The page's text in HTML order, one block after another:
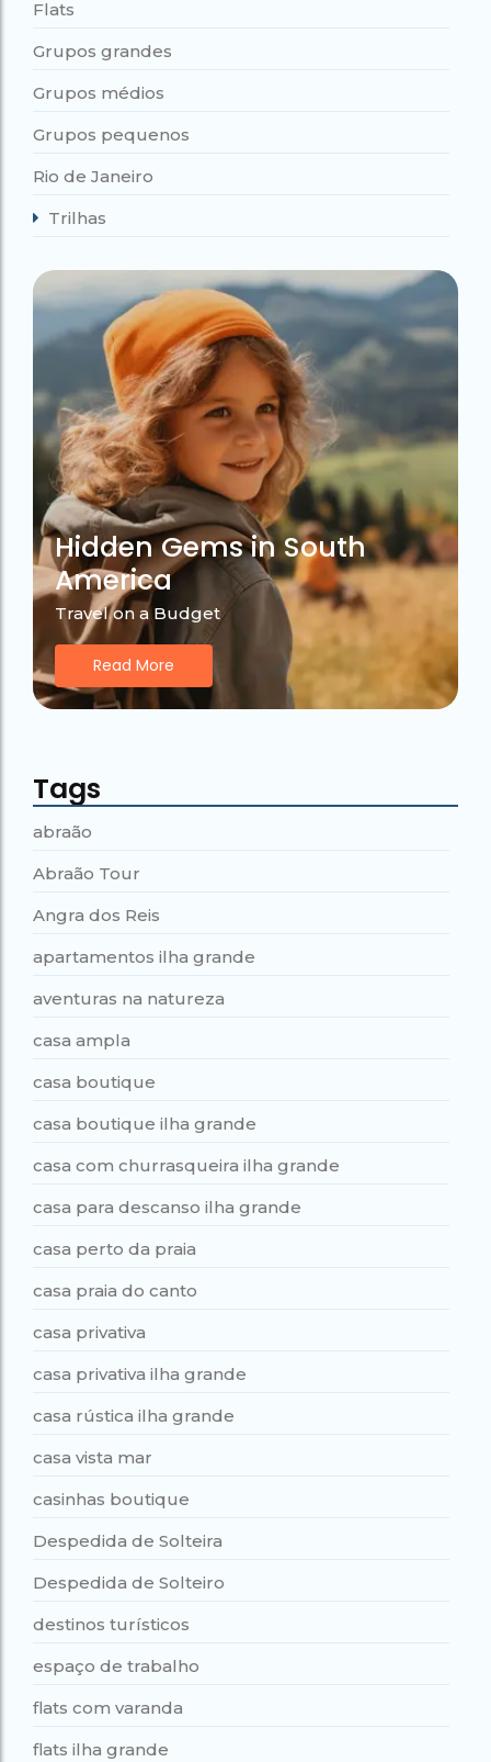
Flats
Grupos grandes
Grupos médios
Grupos pequenos
Rio de Janeiro
Trilhas
Hidden Gems in South
America
Travel on a Budget
Read More
Tags
abraão
Abraão Tour
Angra dos Reis
apartamentos ilha grande
aventuras na natureza
casa ampla
casa boutique
casa boutique ilha grande
casa com churrasqueira ilha grande
casa para descanso ilha grande
casa perto da praia
casa praia do canto
casa privativa
casa privativa ilha grande
casa rústica ilha grande
casa vista mar
casinhas boutique
Despedida de Solteira
Despedida de Solteiro
destinos turísticos
espaço de trabalho
flats com varanda
flats ilha grande